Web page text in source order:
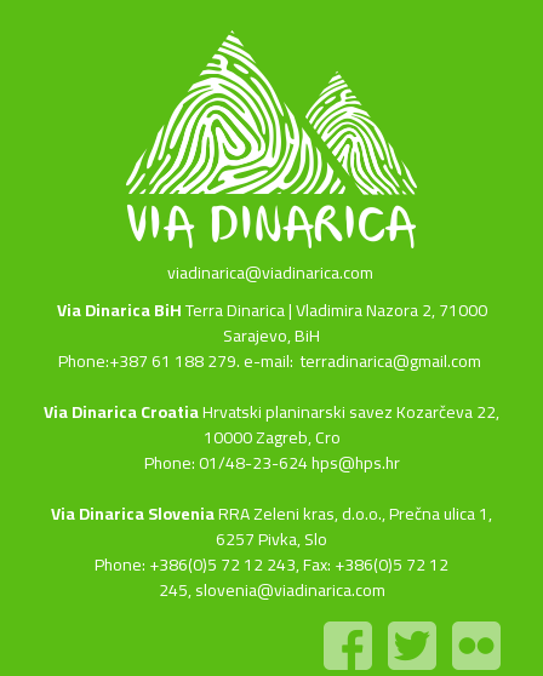
viadinarica@viadinarica.com
Via Dinarica BiHTerra Dinarica | Vladimira Nazora 2, 71000
Sarajevo, BiH
Phone:+387 61 188 279. e-mail:terradinarica@gmail.com
Via Dinarica CroatiaHrvatski planinarski savez Kozarčeva 22,
10000 Zagreb, Cro
Phone: 01/48-23-624 hps@hps.hr
Via Dinarica SloveniaRRA Zeleni kras, d.o.o.,Prečna ulica 1,
6257 Pivka, Slo
Phone: +386(0)5 72 12 243, Fax: +386(0)5 72 12
245,slovenia@viadinarica.com